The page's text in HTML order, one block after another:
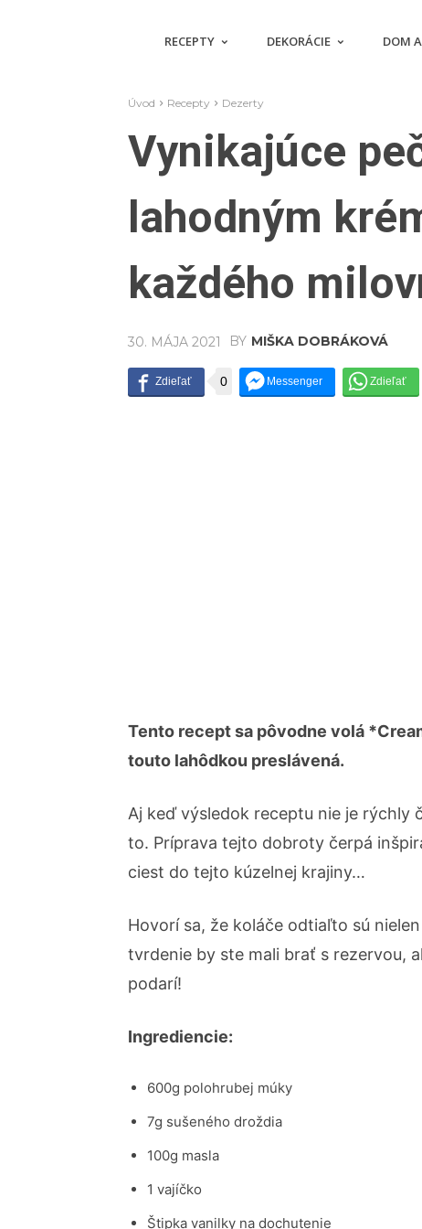
RECEPTY DEKORÁCIE DOM
Úvod Recepty Dezerty
Vynikajúce
lahodným
každého
30. MÁJA 2021 BY MIŠKA DOBRÁKOVÁ
0
Tento recept sa pôvodne volá
touto lahôdkou preslávená.
Aj keď výsledok receptu nie je rýchly
to. Príprava tejto dobroty čerpá
ciest do tejto kúzelnej krajiny…
Hovorí sa, že koláče odtiaľto sú
tvrdenie by ste mali brať s rezervou,
podarí!
Ingrediencie:
600g polohrubej múky
7g sušeného droždia
100g masla
1 vajíčko
Štipka vanilky na dochutenie